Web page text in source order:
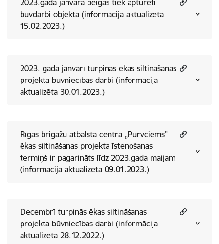
2023.gada janvāra beigās tiek apturēti
būvdarbi objektā (informācija aktualizēta
15.02.2023.)
2023. gada janvārī turpinās ēkas siltināšanas
projekta būvniecības darbi (informācija
aktualizēta 30.01.2023.)
Rīgas brigāžu atbalsta centra „Purvciems”
ēkas siltināšanas projekta īstenošanas
termiņš ir pagarināts līdz 2023.gada maijam
(informācija aktualizēta 09.01.2023.)
Decembrī turpinās ēkas siltināšanas
projekta būvniecības darbi (informācija
aktualizēta 28.12.2022.)